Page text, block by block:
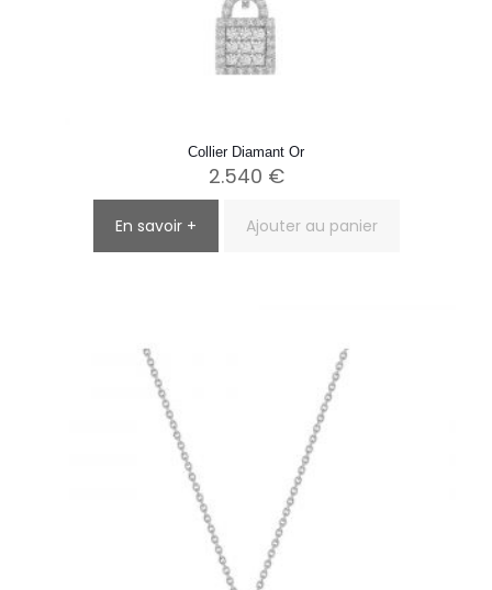
Collier Diamant Or
2.540 €
En savoir + Ajouter au panier